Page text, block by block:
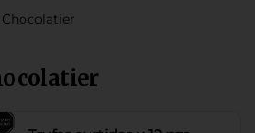
Chocolatier